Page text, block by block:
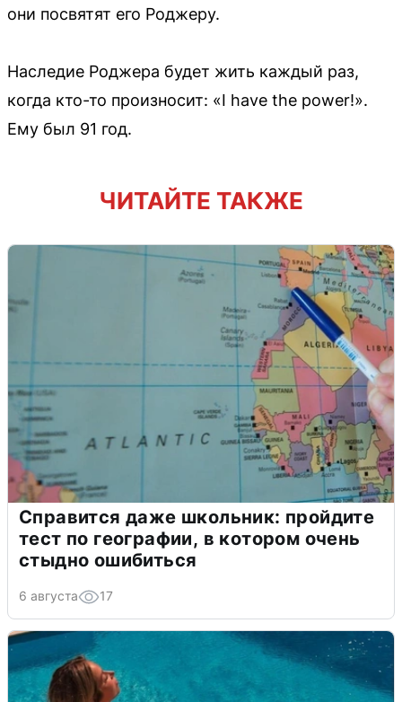
они посвятят его Роджеру.
Наследие Роджера будет жить каждый раз,
когда кто-то произносит: «I have the power!».
Ему был 91 год.
ЧИТАЙТЕ ТАКЖЕ
Справится даже школьник: пройдите
тест по географии, в котором очень
стыдно ошибиться
6 августа 17